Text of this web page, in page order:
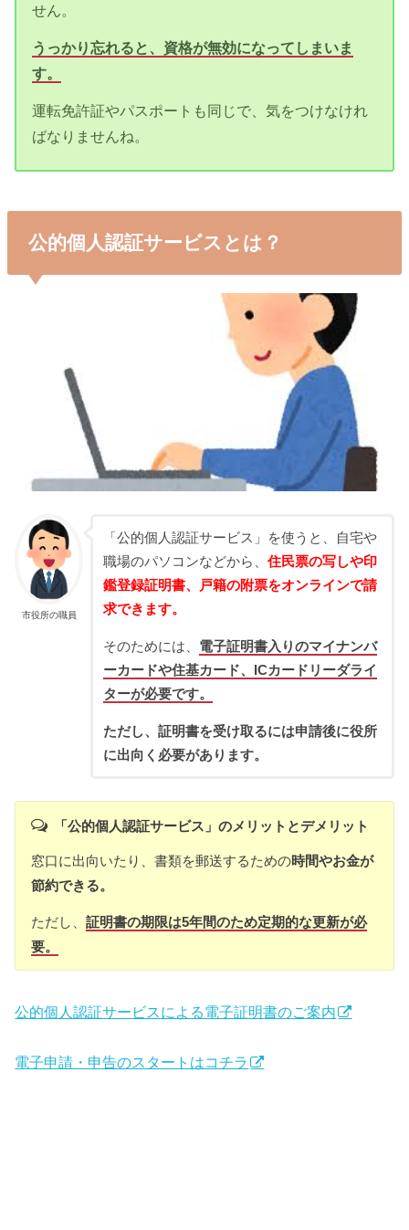
せん。
うっかり忘れると、資格が無効になってしまいま
す。
運転免許証やパスポートも同じで、気をつけなけれ
ばなりませんね。
公的個人認証サービスとは？
市役所の職員
「公的個人認証サービス」を使うと、自宅や
職場のパソコンなどから、 住民票の写しや印
鑑登録証明書、戸籍の附票をオンラインで請
求できます。
そのためには、 電子証明書入りのマイナンバ
ーカードや住基カード、ICカードリーダライ
ターが必要です。
ただし、証明書を受け取るには申請後に役所
に出向く必要があります。
「公的個人認証サービス」のメリットとデメリット
窓口に出向いたり、書類を郵送するための時間やお金が
節約できる。
ただし、証明書の期限は5年間のため定期的な更新が必
要。
公的個人認証サービスによる電子証明書のご案内
電子申請・申告のスタートはコチラ